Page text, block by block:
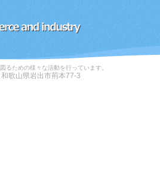
るための様々な活動を行っています。
歌山県岩出市荊本77-3